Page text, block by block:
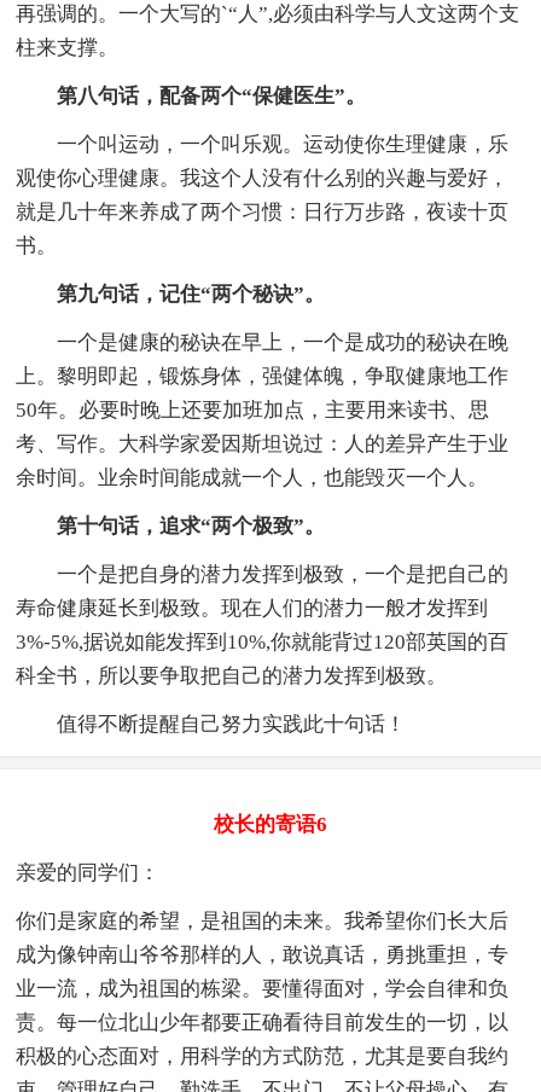
再强调的。一个大写的`“人”,必须由科学与人文这两个支
柱来支撑。
第八句话，配备两个“保健医生”。
一个叫运动，一个叫乐观。运动使你生理健康，乐
观使你心理健康。我这个人没有什么别的兴趣与爱好，
就是几十年来养成了两个习惯：日行万步路，夜读十页
书。
第九句话，记住“两个秘诀”。
一个是健康的秘诀在早上，一个是成功的秘诀在晚
上。黎明即起，锻炼身体，强健体魄，争取健康地工作
50年。必要时晚上还要加班加点，主要用来读书、思
考、写作。大科学家爱因斯坦说过：人的差异产生于业
余时间。业余时间能成就一个人，也能毁灭一个人。
第十句话，追求“两个极致”。
一个是把自身的潜力发挥到极致，一个是把自己的
寿命健康延长到极致。现在人们的潜力一般才发挥到
3%-5%,据说如能发挥到10%,你就能背过120部英国的百
科全书，所以要争取把自己的潜力发挥到极致。
值得不断提醒自己努力实践此十句话！
校长的寄语6
亲爱的同学们：
你们是家庭的希望，是祖国的未来。我希望你们长大后
成为像钟南山爷爷那样的人，敢说真话，勇挑重担，专
业一流，成为祖国的栋梁。要懂得面对，学会自律和负
责。每一位北山少年都要正确看待目前发生的一切，以
积极的心态面对，用科学的方式防范，尤其是要自我约